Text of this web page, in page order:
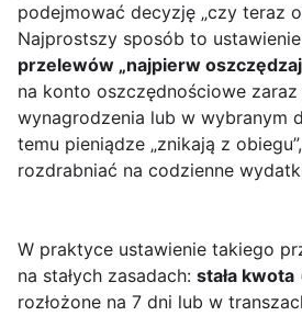
podejmować decyzję „czy teraz
Najprostszy sposób to ustawienie
przelewów „najpierw
na konto oszczędnościowe zaraz
wynagrodzenia lub w wybranym
temu pieniądze „znikają z
rozdrabniać na codzienne
W praktyce ustawienie takiego
na stałych zasadach: stała kwota
rozłożone na 7 dni lub w